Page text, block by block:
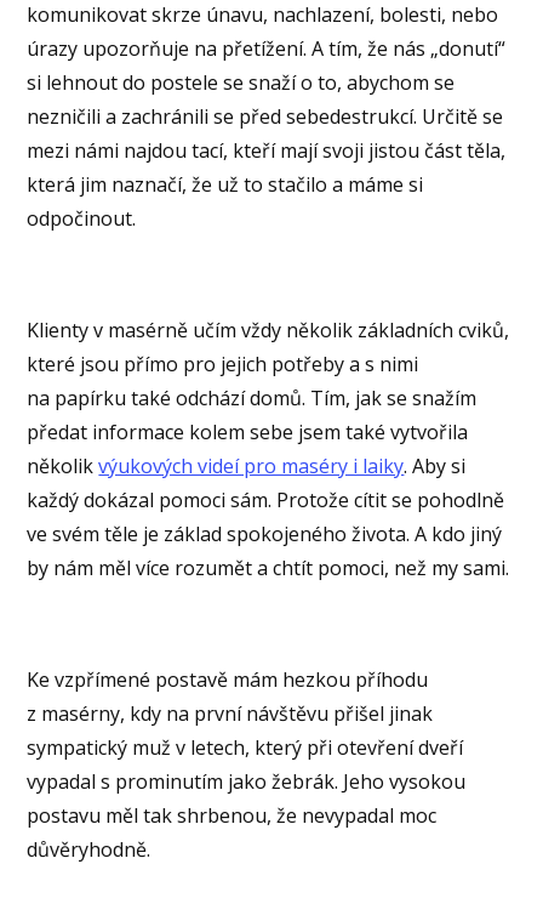
komunikovat skrze únavu, nachlazení, bolesti, nebo
úrazy upozorňuje na přetížení. A tím, že nás „donutí“
si lehnout do postele se snaží o to, abychom se
nezničili a zachránili se před sebedestrukcí. Určitě se
mezi námi najdou tací, kteří mají svoji jistou část těla,
která jim naznačí, že už to stačilo a máme si
odpočinout.
Klienty v masérně učím vždy několik základních cviků,
které jsou přímo pro jejich potřeby a s nimi
na papírku také odchází domů. Tím, jak se snažím
předat informace kolem sebe jsem také vytvořila
několikvýukových videí pro maséry i laiky. Aby si
každý dokázal pomoci sám. Protože cítit se pohodlně
ve svém těle je základ spokojeného života. A kdo jiný
by nám měl více rozumět a chtít pomoci, než my sami.
Ke vzpřímené postavě mám hezkou příhodu
z masérny, kdy na první návštěvu přišel jinak
sympatický muž v letech, který při otevření dveří
vypadal s prominutím jako žebrák. Jeho vysokou
postavu měl tak shrbenou, že nevypadal moc
důvěryhodně.